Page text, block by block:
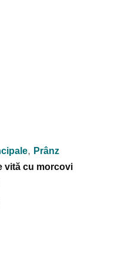
, Prânz
vită cu morcovi